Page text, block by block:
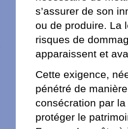
s’assurer de son
ou de produire. La
risques de
apparaissent et
Cette exigence,
pénétré de
consécration par
protéger le